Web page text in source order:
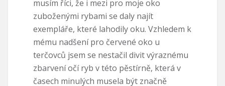
musím říci, že i mezi pro moje oko
zuboženými rybami se daly najít
exempláře, které lahodily oku. Vzhledem k
mému nadšení pro červené oko u
terčovců jsem se nestačil divit výraznému
zbarvení očí ryb v této pěstírně, která v
časech minulých musela být značně